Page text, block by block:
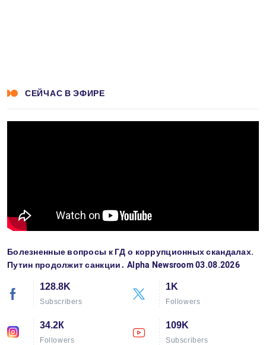
СЕЙЧАС В ЭФИРЕ
Болезненные вопросы к ГД о коррупционных скандалах.
Путин продолжит санкции․ Alpha Newsroom 03.08.2026
128.8K
Subscribers
1K
Followers
34.2К
Followers
109K
Subscribers